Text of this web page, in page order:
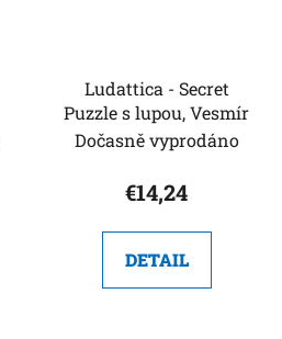
Ludattica - Secret
Puzzle s lupou, Vesmír
Dočasně vyprodáno
€14,24
DETAIL